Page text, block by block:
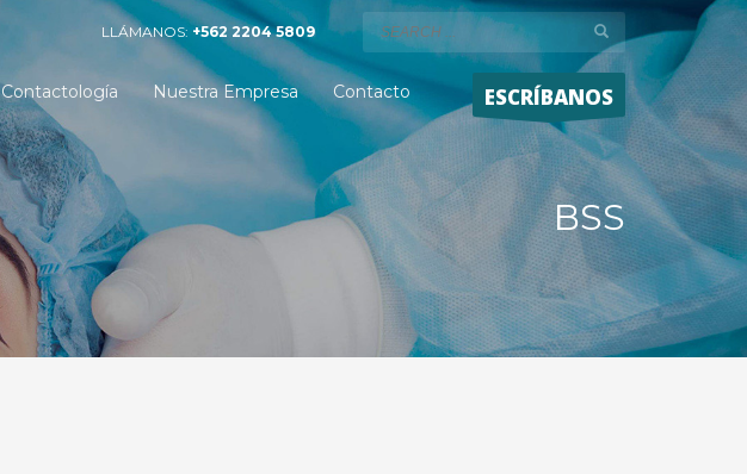
LLÁMANOS: +562 2204 5809
Contactología Nuestra Empresa Contacto ESCRÍBANOS
BSS